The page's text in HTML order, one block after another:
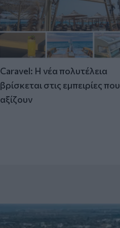
Caravel: Η νέα πολυτέλεια
βρίσκεται στις εμπειρίες που
αξίζουν